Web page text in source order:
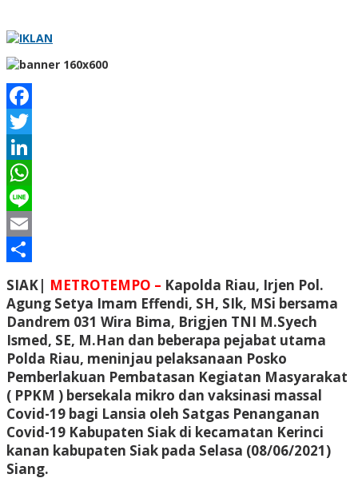
Facebook
Twitter
LinkedIn
WhatsApp
Line
Email
Share
SIAK| METROTEMPO – Kapolda Riau, Irjen Pol.
Agung Setya Imam Effendi, SH, SIk, MSi bersama
Dandrem 031 Wira Bima, Brigjen TNI M.Syech
Ismed, SE, M.Han dan beberapa pejabat utama
Polda Riau, meninjau pelaksanaan Posko
Pemberlakuan Pembatasan Kegiatan Masyarakat
( PPKM ) bersekala mikro dan vaksinasi massal
Covid-19 bagi Lansia oleh Satgas Penanganan
Covid-19 Kabupaten Siak di kecamatan Kerinci
kanan kabupaten Siak pada Selasa (08/06/2021)
Siang.